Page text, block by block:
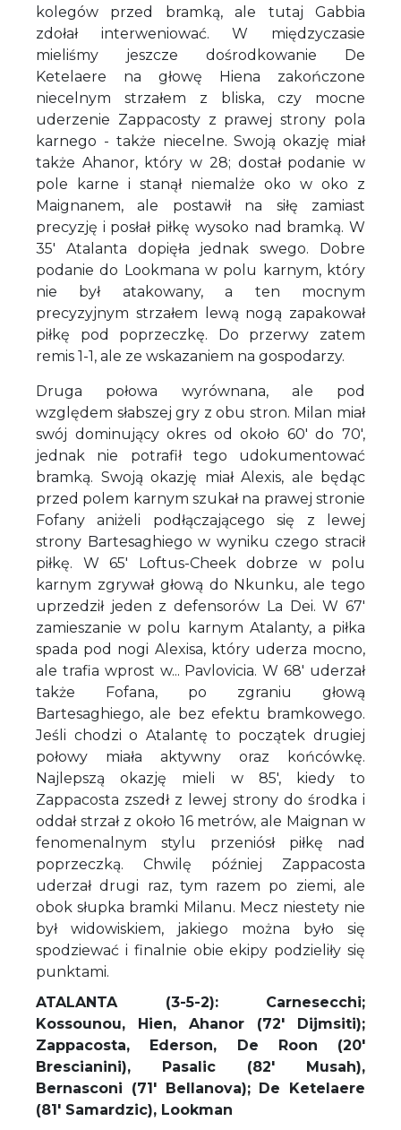
kolegów przed bramką, ale tutaj Gabbia
zdołał interweniować. W międzyczasie
mieliśmy jeszcze dośrodkowanie De
Ketelaere na głowę Hiena zakończone
niecelnym strzałem z bliska, czy mocne
uderzenie Zappacosty z prawej strony pola
karnego - także niecelne. Swoją okazję miał
także Ahanor, który w 28; dostał podanie w
pole karne i stanął niemalże oko w oko z
Maignanem, ale postawił na siłę zamiast
precyzję i posłał piłkę wysoko nad bramką. W
35' Atalanta dopięła jednak swego. Dobre
podanie do Lookmana w polu karnym, który
nie był atakowany, a ten mocnym
precyzyjnym strzałem lewą nogą zapakował
piłkę pod poprzeczkę. Do przerwy zatem
remis 1-1, ale ze wskazaniem na gospodarzy.
Druga połowa wyrównana, ale pod
względem słabszej gry z obu stron. Milan miał
swój dominujący okres od około 60' do 70',
jednak nie potrafił tego udokumentować
bramką. Swoją okazję miał Alexis, ale będąc
przed polem karnym szukał na prawej stronie
Fofany aniżeli podłączającego się z lewej
strony Bartesaghiego w wyniku czego stracił
piłkę. W 65' Loftus-Cheek dobrze w polu
karnym zgrywał głową do Nkunku, ale tego
uprzedził jeden z defensorów La Dei. W 67'
zamieszanie w polu karnym Atalanty, a piłka
spada pod nogi Alexisa, który uderza mocno,
ale trafia wprost w... Pavlovicia. W 68' uderzał
także Fofana, po zgraniu głową
Bartesaghiego, ale bez efektu bramkowego.
Jeśli chodzi o Atalantę to początek drugiej
połowy miała aktywny oraz końcówkę.
Najlepszą okazję mieli w 85', kiedy to
Zappacosta zszedł z lewej strony do środka i
oddał strzał z około 16 metrów, ale Maignan w
fenomenalnym stylu przeniósł piłkę nad
poprzeczką. Chwilę później Zappacosta
uderzał drugi raz, tym razem po ziemi, ale
obok słupka bramki Milanu. Mecz niestety nie
był widowiskiem, jakiego można było się
spodziewać i finalnie obie ekipy podzieliły się
punktami.
ATALANTA (3-5-2): Carnesecchi;
Kossounou, Hien, Ahanor (72' Dijmsiti);
Zappacosta, Ederson, De Roon (20'
Brescianini), Pasalic (82' Musah),
Bernasconi (71' Bellanova); De Ketelaere
(81' Samardzic), Lookman